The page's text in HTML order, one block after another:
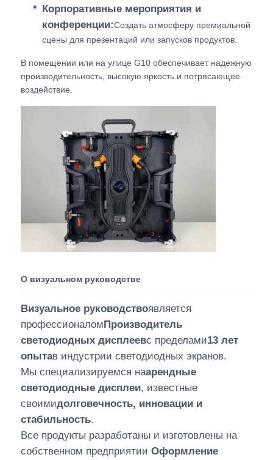
Корпоративные мероприятия и
конференции:Создать атмосферу премиальной
сцены для презентаций или запусков продуктов.
В помещении или на улице G10 обеспечивает надежную
производительность, высокую яркость и потрясающее
воздействие.
О визуальном руководстве
Визуальное руководствоявляется
профессионаломПроизводитель
светодиодных дисплеевс пределами13 лет
опытав индустрии светодиодных экранов.
Мы специализируемся наарендные
светодиодные дисплеи, известные
своимидолговечность, инновации и
стабильность.
Все продукты разработаны и изготовлены на
собственном предприятииОформление